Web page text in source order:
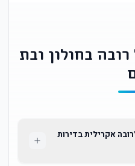
בחולון ובת
אקרילית בדירות